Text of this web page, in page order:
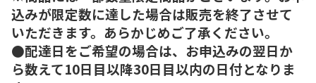
込みが限定数に達した場合は販売を終了させて
いただきます。あらかじめご了承ください。
●配達日をご希望の場合は、お申込みの翌日か
ら数えて10日目以降30日目以内の日付となりま